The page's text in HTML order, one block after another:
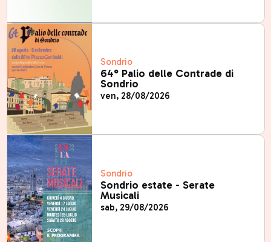
Sondrio
64° Palio delle Contrade di
Sondrio
ven, 28/08/2026
Sondrio
Sondrio estate - Serate
Musicali
sab, 29/08/2026